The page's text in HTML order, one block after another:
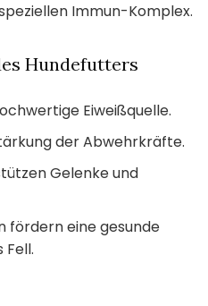
Immun-Komplex.
Hundefutters
Eiweißquelle.
der Abwehrkräfte.
Gelenke und
fördern eine gesunde
Fell.